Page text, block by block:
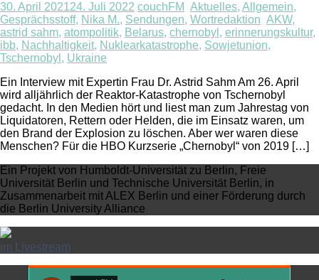
30. April 202124. Juli 2022 couchFM Aktuelles, Allgemein,
Gesprächsstoff, Nika M., Sendungen, Wortredaktion AKW,
astrid sahm, atompolitik, Belarus, chernobyl , erinnerungskultur,
ibb, Nachhaltigkeit, Nuklearkatastrophe, Sowjetunion,
Tschernobyl , Ukraine
Ein Interview mit Expertin Frau Dr. Astrid Sahm Am 26. April
wird alljährlich der Reaktor-Katastrophe von Tschernobyl
gedacht. In den Medien hört und liest man zum Jahrestag von
Liquidatoren, Rettern oder Helden, die im Einsatz waren, um
den Brand der Explosion zu löschen. Aber wer waren diese
Menschen? Für die HBO Kurzserie „Chernobyl“ von 2019 […]
Ein Projekt von Humboldt-Universität zu Berlin, Freie
Universität Berlin und Technische Universität Berlin, in
Zusammenarbeit mit ALEX Berlin und einer Förderung durch
die Berlin University Alliance
im Livestream